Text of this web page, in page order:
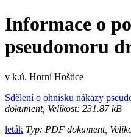
Informace o
pseudomoru
v k.ú. Horní Hoštice
Sdělení o ohnisku nákazy
dokument, Velikost: 231.87 kB
leták Typ: PDF dokument,